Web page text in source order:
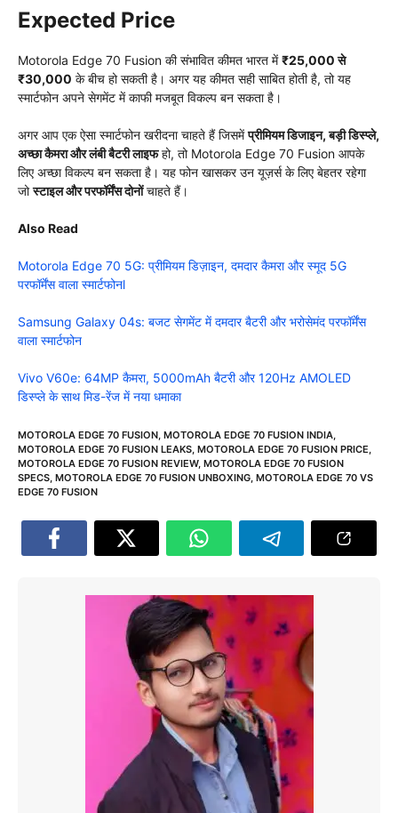
Expected Price
Motorola Edge 70 Fusion की संभावित कीमत भारत में₹25,000 से
₹30,000 के बीच हो सकती है। अगर यह कीमत सही साबित होती है, तो यह
स्मार्टफोन अपने सेगमेंट में काफी मजबूत विकल्प बन सकता है।
अगर आप एक ऐसा स्मार्टफोन खरीदना चाहते हैं जिसमेंप्रीमियम डिजाइन, बड़ी डिस्प्ले,
अच्छा कैमरा और लंबी बैटरी लाइफहो, तो Motorola Edge 70 Fusion आपके
लिए अच्छा विकल्प बन सकता है। यह फोन खासकर उन यूज़र्स के लिए बेहतर रहेगा
जोस्टाइल और परफॉर्मेंस दोनोंचाहते हैं।
Also Read
Motorola Edge 70 5G: प्रीमियम डिज़ाइन, दमदार कैमरा और स्मूद 5G
परफॉर्मेंस वाला स्मार्टफोनl
Samsung Galaxy 04s: बजट सेगमेंट में दमदार बैटरी और भरोसेमंद परफॉर्मेंस
वाला स्मार्टफोन
Vivo V60e: 64MP कैमरा, 5000mAh बैटरी और 120Hz AMOLED
डिस्प्ले के साथ मिड-रेंज में नया धमाका
MOTOROLA EDGE 70 FUSION, MOTOROLA EDGE 70 FUSION INDIA,
MOTOROLA EDGE 70 FUSION LEAKS, MOTOROLA EDGE 70 FUSION PRICE,
MOTOROLA EDGE 70 FUSION REVIEW, MOTOROLA EDGE 70 FUSION
SPECS, MOTOROLA EDGE 70 FUSION UNBOXING, MOTOROLA EDGE 70 VS
EDGE 70 FUSION